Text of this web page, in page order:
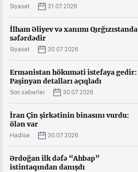
Siyasət 31.07.2026
İlham Əliyev və xanımı Qırğızıstanda
səfərdədir
Siyasət 30.07.2026
Ermənistan hökuməti istefaya gedir:
Paşinyan detalları açıqladı
Son xəbərlər 30.07.2026
İran Çin şirkətinin binasını vurdu:
ölən var
Hadisə 30.07.2026
Ərdoğan ilk dəfə “Ahbap”
istintaqından danışdı